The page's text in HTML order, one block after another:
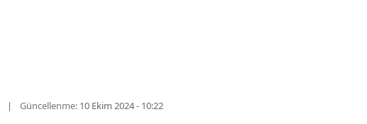
Güncellenme: 10 Ekim 2024 - 10:22